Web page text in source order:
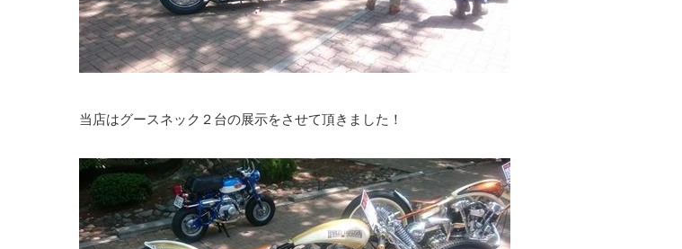
当店はグースネック２台の展示をさせて頂きました！